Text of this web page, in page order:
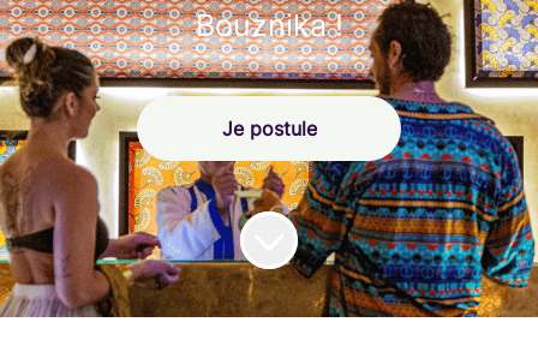
Bouznika !
Je postule